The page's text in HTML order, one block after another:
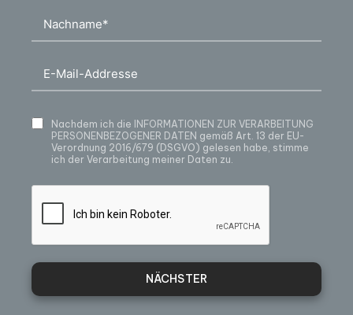
Nachdem ich die INFORMATIONEN ZUR VERARBEITUNG
PERSONENBEZOGENER DATEN gemäß Art. 13 der EU-
Verordnung 2016/679 (DSGVO) gelesen habe, stimme
ich der Verarbeitung meiner Daten zu.
NÄCHSTER